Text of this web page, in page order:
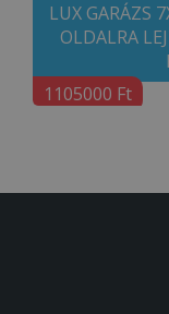
LUX GARÁZS
OLDALRA
1105000 Ft